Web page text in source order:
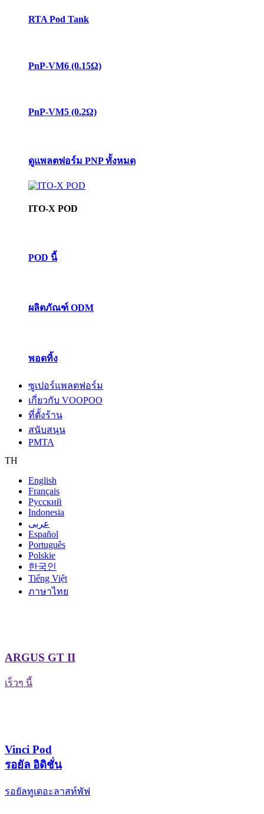
RTA Pod Tank
PnP-VM6 (0.15Ω)
PnP-VM5 (0.2Ω)
ดูแพลตฟอร์ม PNP ทั้งหมด
ITO-X POD
POD นี้
ผลิตภัณฑ์ ODM
พอดทิ้ง
ซูเปอร์แพลตฟอร์ม
เกี่ยวกับ VOOPOO
ที่ตั้งร้าน
สนับสนุน
PMTA
TH
English
Français
Pусский
Indonesia
عربى
Español
Português
Polskie
한국인
Tiếng Việt
ภาษาไทย
ARGUS GT II
เร็วๆ นี้
Vinci Pod
รอยัล อิดิชั่น
รอยัลทูเดอะลาสท์พัฟ